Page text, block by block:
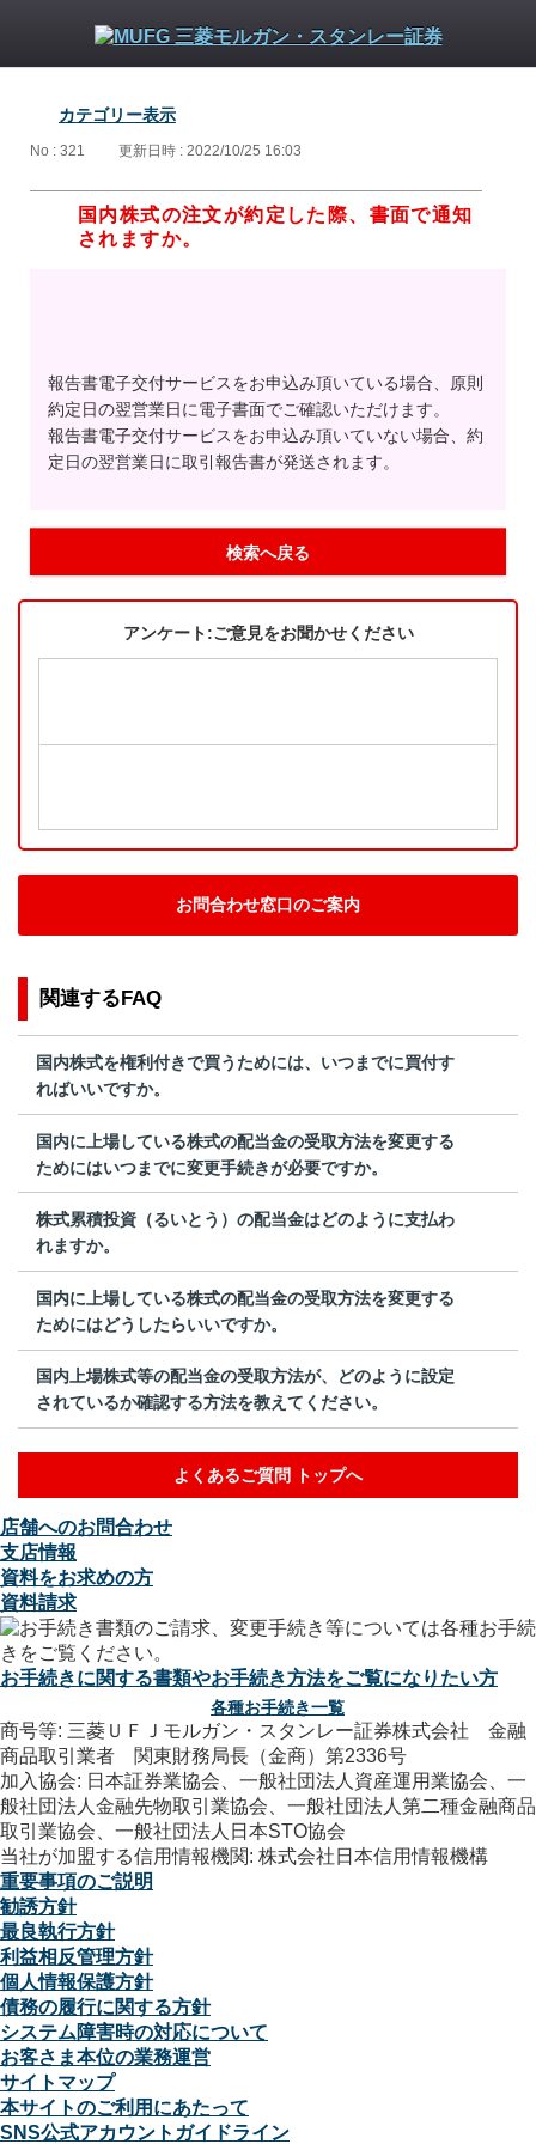
カテゴリー表示
No : 321 更新日時 : 2022/10/25 16:03
国内株式の注文が約定した際、書面で通知
されますか。
報告書電子交付サービスをお申込み頂いている場合、原則
約定日の翌営業日に電子書面でご確認いただけます。
報告書電子交付サービスをお申込み頂いていない場合、約
定日の翌営業日に取引報告書が発送されます。
検索へ戻る
アンケート:ご意見をお聞かせください
お問合わせ窓口のご案内
関連するFAQ
国内株式を権利付きで買うためには、いつまでに買付す
ればいいですか。
国内に上場している株式の配当金の受取方法を変更する
ためにはいつまでに変更手続きが必要ですか。
株式累積投資（るいとう）の配当金はどのように支払わ
れますか。
国内に上場している株式の配当金の受取方法を変更する
ためにはどうしたらいいですか。
国内上場株式等の配当金の受取方法が、どのように設定
されているか確認する方法を教えてください。
よくあるご質問 トップへ
店舗へのお問合わせ
支店情報
資料をお求めの方
資料請求
お手続きに関する書類やお手続き方法をご覧になりたい方
各種お手続き一覧
商号等: 三菱ＵＦＪモルガン・スタンレー証券株式会社 金融
商品取引業者 関東財務局長（金商）第2336号
加入協会: 日本証券業協会、一般社団法人資産運用業協会、一
般社団法人金融先物取引業協会、一般社団法人第二種金融商品
取引業協会、一般社団法人日本STO協会
当社が加盟する信用情報機関: 株式会社日本信用情報機構
重要事項のご説明
勧誘方針
最良執行方針
利益相反管理方針
個人情報保護方針
債務の履行に関する方針
システム障害時の対応について
お客さま本位の業務運営
サイトマップ
本サイトのご利用にあたって
SNS公式アカウントガイドライン